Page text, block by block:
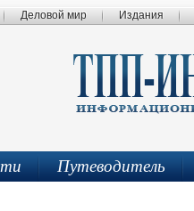
Деловой мир Издания
Путеводитель